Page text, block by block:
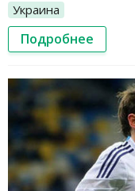
Украина
Подробнее